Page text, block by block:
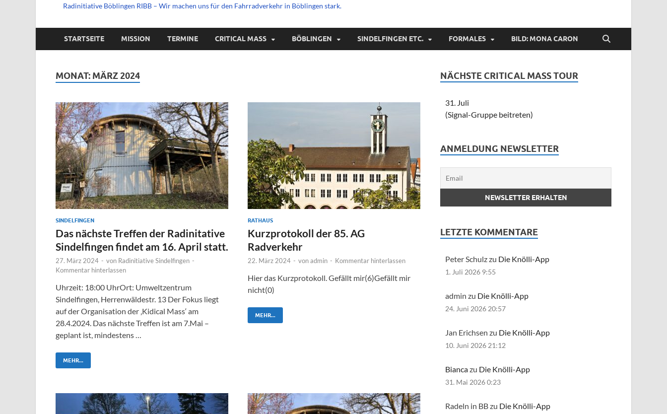
Radinitiative Böblingen RIBB – Wir machen uns für den Fahrradverkehr in Böblingen stark.
STARTSEITE MISSION TERMINE CRITICAL MASS BÖBLINGEN SINDELFINGEN ETC. FORMALES BILD: MONA CARON
MONAT: MÄRZ 2024
SINDELFINGEN
Das nächste Treffen der Radinitative
Sindelfingen findet am 16. April statt.
27. März 2024 - von Radinitiative Sindelfingen -
Kommentar hinterlassen
Uhrzeit: 18:00 UhrOrt: Umweltzentrum
Sindelfingen, Herrenwäldestr. 13 Der Fokus liegt
auf der Organisation der ‚Kidical Mass‘ am
28.4.2024. Das nächste Treffen ist am 7.Mai –
geplant ist, mindestens …
MEHR...
RATHAUS
Kurzprotokoll der 85. AG
Radverkehr
22. März 2024 - vonadmin - Kommentar hinterlassen
Hier das Kurzprotokoll. Gefällt mir(6)Gefällt mir
nicht(0)
MEHR...
NÄCHSTE CRITICAL MASS TOUR
31. Juli
(Signal-Gruppe beitreten)
ANMELDUNG NEWSLETTER
LETZTE KOMMENTARE
Peter Schulz zu Die Knölli-App
1. Juli 2026 9:55
admin zu Die Knölli-App
24. Juni 2026 20:57
Jan Erichsen zu Die Knölli-App
10. Juni 2026 21:12
Biancazu Die Knölli-App
31. Mai 2026 0:23
Radeln in BB zu Die Knölli-App